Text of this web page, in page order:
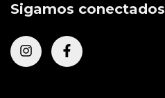
Sigamos conectados